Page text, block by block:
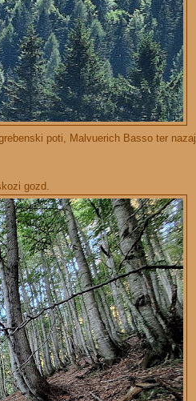
poti, Malvuerich Basso ter nazaj
gozd.